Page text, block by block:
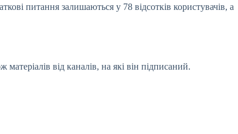
питання залишаються у 78 відсотків користувачів, а
від каналів, на які він підписаний.